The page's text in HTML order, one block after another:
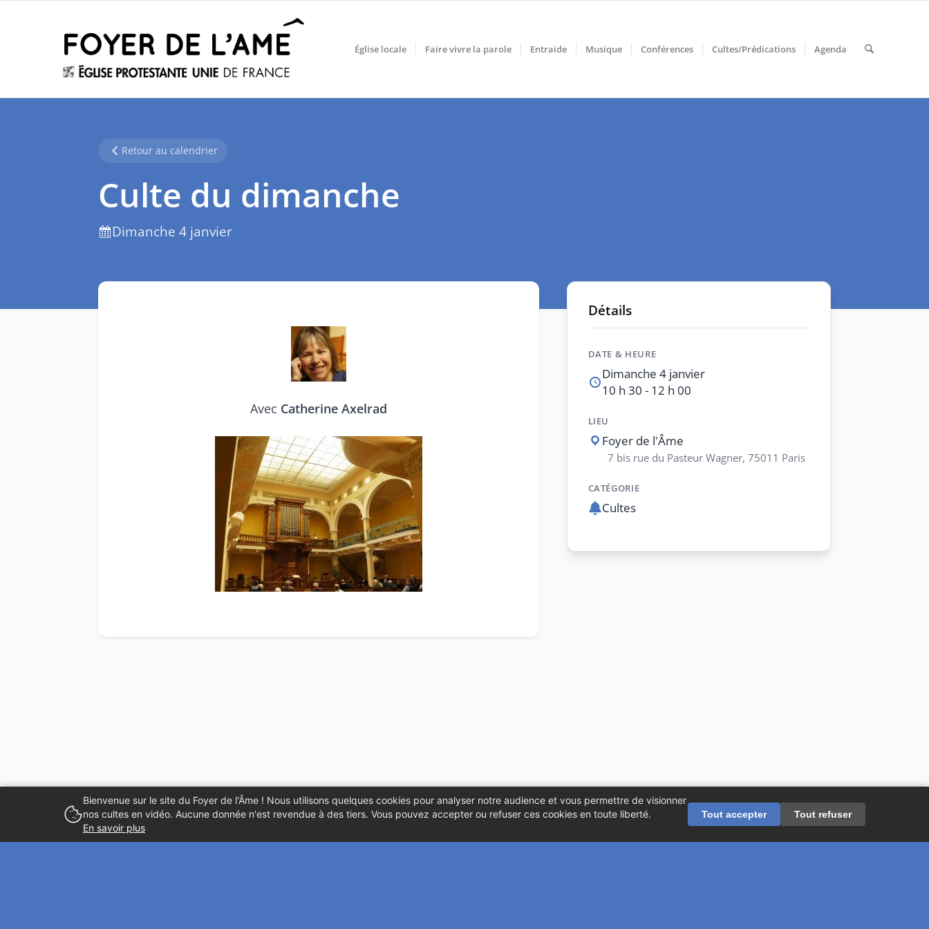
Église locale Faire vivre la parole Entraide Musique Conférences Cultes/Prédications Agenda
Retour au calendrier
Culte du dimanche
Dimanche 4 janvier
Avec Catherine Axelrad
Détails
DATE & HEURE
Dimanche 4 janvier
10 h 30 - 12 h 00
LIEU
Foyer de l'Âme
7 bis rue du Pasteur Wagner, 75011 Paris
CATÉGORIE
Cultes
Bienvenue sur le site du Foyer de l'Âme ! Nous utilisons quelques cookies pour analyser notre audience et vous permettre de visionner
nos cultes en vidéo. Aucune donnée n'est revendue à des tiers. Vous pouvez accepter ou refuser ces cookies en toute liberté.
En savoir plus
Tout accepter Tout refuser